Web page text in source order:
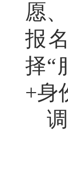
愿
报
择“
+身